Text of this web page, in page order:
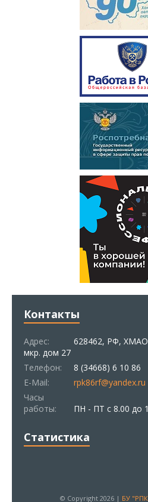
Контакты
Адрес:
628462, РФ,
мкр. дом 27
Телефон:
8 (34668) 6 10 86
E-Mail:
rpk86rf@yandex.ru
Часы
работы:
ПН - ПТ с 8.00 до
Статистика
© Copyright 2026 | БУ